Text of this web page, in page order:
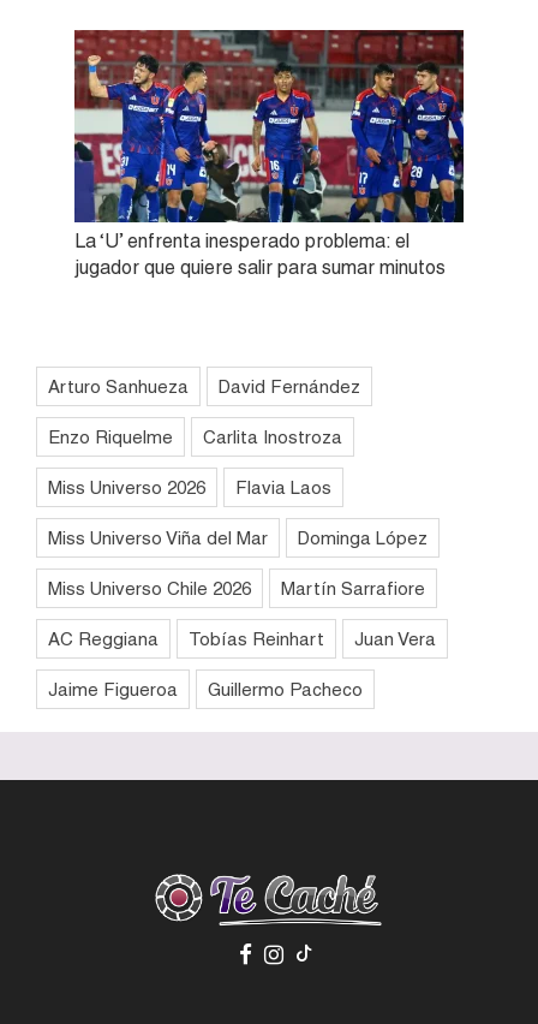
La ‘U’ enfrenta inesperado problema: el
jugador que quiere salir para sumar minutos
Arturo Sanhueza David Fernández
Enzo Riquelme Carlita Inostroza
Miss Universo 2026 Flavia Laos
Miss Universo Viña del Mar Dominga López
Miss Universo Chile 2026 Martín Sarrafiore
AC Reggiana Tobías Reinhart Juan Vera
Jaime Figueroa Guillermo Pacheco